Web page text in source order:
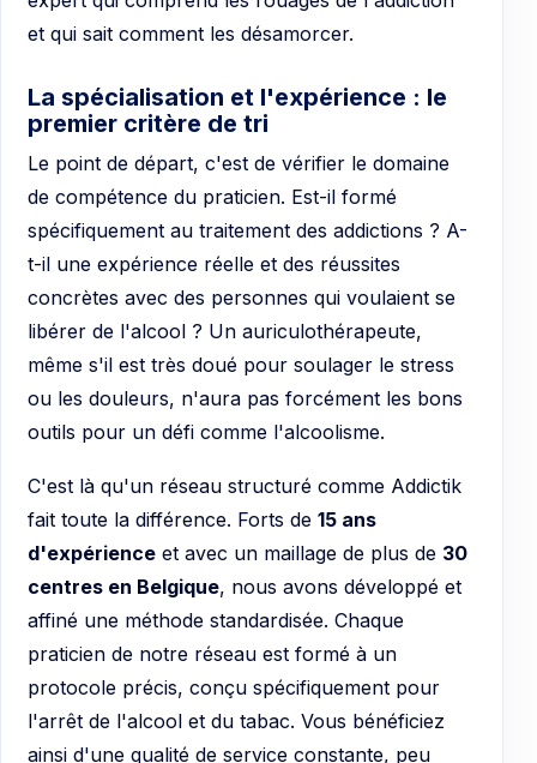
et qui sait comment les désamorcer.
La spécialisation et l'expérience : le
premier critère de tri
Le point de départ, c'est de vérifier le domaine
de compétence du praticien. Est-il formé
spécifiquement au traitement des addictions ? A-
t-il une expérience réelle et des réussites
concrètes avec des personnes qui voulaient se
libérer de l'alcool ? Un auriculothérapeute,
même s'il est très doué pour soulager le stress
ou les douleurs, n'aura pas forcément les bons
outils pour un défi comme l'alcoolisme.
C'est là qu'un réseau structuré comme Addictik
fait toute la différence. Forts de 15 ans
d'expérience et avec un maillage de plus de 30
centres en Belgique, nous avons développé et
affiné une méthode standardisée. Chaque
praticien de notre réseau est formé à un
protocole précis, conçu spécifiquement pour
l'arrêt de l'alcool et du tabac. Vous bénéficiez
ainsi d'une qualité de service constante, peu